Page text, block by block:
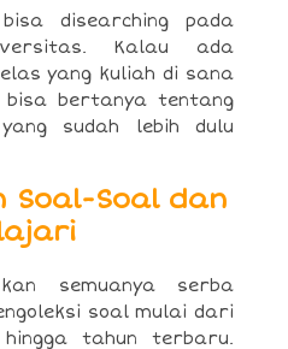
disearching pada
Kalau ada
yang kuliah di sana
bertanya tentang
sudah lebih dulu
Soal-Soal dan
semuanya serba
soal mulai dari
tahun terbaru.